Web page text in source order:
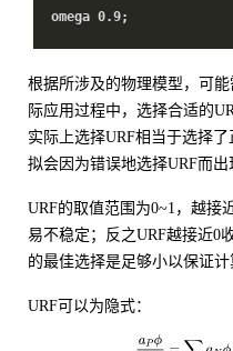
omega 0.9;
根据所涉及的物理模型，可
际应用过程中，选择合适的
实际上选择URF相当于选择
拟会因为错误地选择URF而出
URF的取值范围为0~1，越接
易不稳定；反之URF越接近0
的最佳选择是足够小以保证
URF可以为隐式：